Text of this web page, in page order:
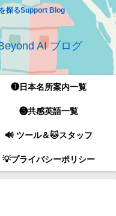
探るSupport Blog
AI ブログ
❶日本名所案内一覧
❸共感英語一覧
🔊 ツール＆🐱スタッフ
💡プライバシーポリシー